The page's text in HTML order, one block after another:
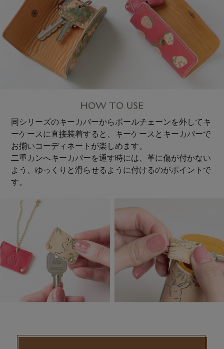
同シリーズのキーカバーからボールチェーンを外してキ
ーケースに直接装着すると、キーケースとキーカバーで
お揃いコーディネートが楽しめます。
二重カンへキーカバーを通す時には、革に傷が付かない
よう、ゆっくりと滑らせるように付けるのがポイントで
す。